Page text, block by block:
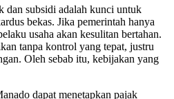
dan subsidi adalah kunci untuk
bekas. Jika pemerintah hanya
usaha akan kesulitan bertahan.
tanpa kontrol yang tepat, justru
Oleh sebab itu, kebijakan yang
dapat menetapkan pajak